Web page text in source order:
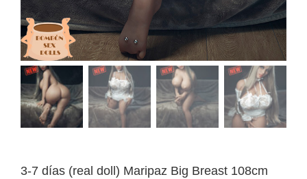
3-7 días (real doll) Maripaz Big Breast 108cm